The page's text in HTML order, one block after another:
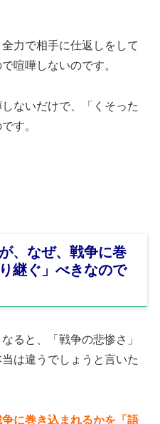
力で相手に仕返しをして
喧嘩しないのです。
ないだけで、「くそった
す。
、なぜ、戦争に巻
継ぐ」べきなので
ると、「戦争の悲惨さ」
は違うでしょうと言いた
に巻き込まれるかを「語